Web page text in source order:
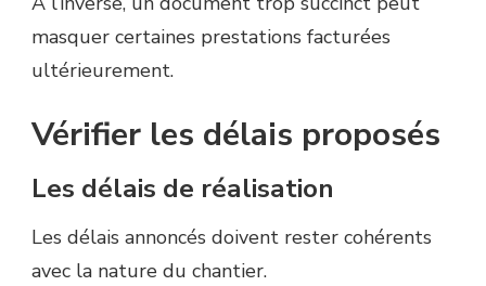
masquer certaines prestations facturées
ultérieurement.
Vérifier les délais proposés
Les délais de réalisation
Les délais annoncés doivent rester cohérents
avec la nature du chantier.